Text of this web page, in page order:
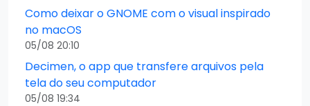
Como deixar o GNOME com o visual inspirado
no macOS
05/08 20:10
Decimen, o app que transfere arquivos pela
tela do seu computador
05/08 19:34